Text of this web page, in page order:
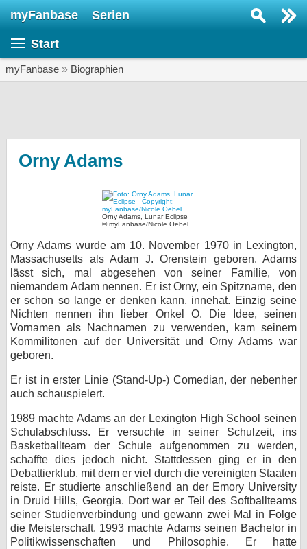
myFanbase Serien
Start
myFanbase » Biographien
Orny Adams
Orny Adams, Lunar Eclipse
© myFanbase/Nicole Oebel
Orny Adams wurde am 10. November 1970 in Lexington,
Massachusetts als Adam J. Orenstein geboren. Adams
lässt sich, mal abgesehen von seiner Familie, von
niemandem Adam nennen. Er ist Orny, ein Spitzname, den
er schon so lange er denken kann, innehat. Einzig seine
Nichten nennen ihn lieber Onkel O. Die Idee, seinen
Vornamen als Nachnamen zu verwenden, kam seinem
Kommilitonen auf der Universität und Orny Adams war
geboren.
Er ist in erster Linie (Stand-Up-) Comedian, der nebenher
auch schauspielert.
1989 machte Adams an der Lexington High School seinen
Schulabschluss. Er versuchte in seiner Schulzeit, ins
Basketballteam der Schule aufgenommen zu werden,
schaffte dies jedoch nicht. Stattdessen ging er in den
Debattierklub, mit dem er viel durch die vereinigten Staaten
reiste. Er studierte anschließend an der Emory University
in Druid Hills, Georgia. Dort war er Teil des Softballteams
seiner Studienverbindung und gewann zwei Mal in Folge
die Meisterschaft. 1993 machte Adams seinen Bachelor in
Politikwissenschaften und Philosophie. Er hatte
KULTUR
Specials
SERVICE
Gewinnspiele
Forum
bei X
Nutzungsbedingungen
Datenschutz
Cookie-Einstellungen
Impressum
Desktop-Ansicht